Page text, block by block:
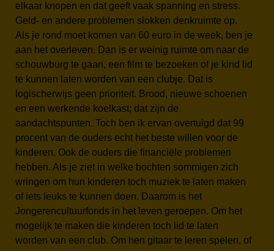
elkaar knopen en dat geeft vaak spanning en stress.
Geld- en andere problemen slokken denkruimte op.
Als je rond moet komen van 60 euro in de week, ben je
aan het overleven. Dan is er weinig ruimte om naar de
schouwburg te gaan, een film te bezoeken of je kind lid
te kunnen laten worden van een clubje. Dat is
logischerwijs geen prioriteit. Brood, nieuwe schoenen
en een werkende koelkast; dat zijn de
aandachtspunten. Toch ben ik ervan overtuigd dat 99
procent van de ouders echt het beste willen voor de
kinderen. Ook de ouders die financiële problemen
hebben. Als je ziet in welke bochten sommigen zich
wringen om hun kinderen toch muziek te laten maken
of iets leuks te kunnen doen. Daarom is het
Jongerencultuurfonds in het leven geroepen. Om het
mogelijk te maken die kinderen toch lid te laten
worden van een club. Om hen gitaar te leren spelen, of